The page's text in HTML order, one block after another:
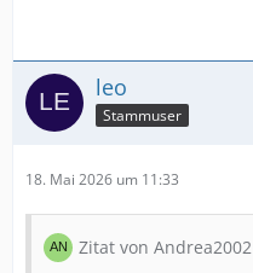
leo
Stammuser
18. Mai 2026 um 11:33
Zitat von Andrea2002